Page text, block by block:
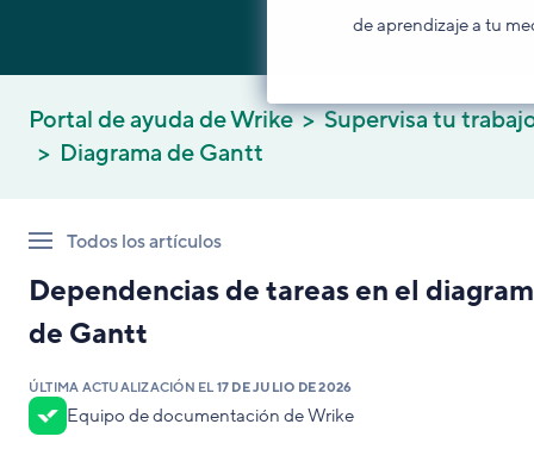
de aprendizaje a tu
Portal de ayuda de Wrike
Supervisa tu
Diagrama de Gantt
Todos los artículos
Dependencias de tareas en el
de Gantt
ÚLTIMA ACTUALIZACIÓN EL 17 DE JULIO DE 2026
Equipo de documentación de Wrike